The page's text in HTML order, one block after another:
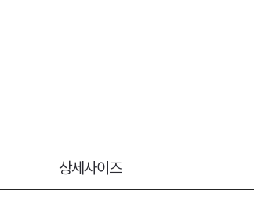
상세사이즈